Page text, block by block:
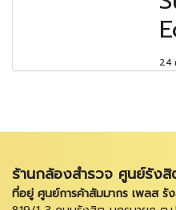
24
ร้านกล้องสำรวจ ศูนย์รัง
ที่อยู่ ศูนย์การค้าสัมมากร เพลส